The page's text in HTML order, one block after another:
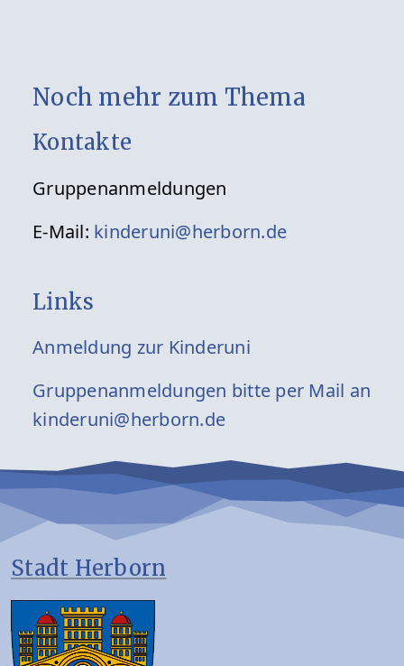
Noch mehr zum Thema
Kontakte
Gruppenanmeldungen
E-Mail: kinderuni@herborn.de
Links
Anmeldung zur Kinderuni
Gruppenanmeldungen bitte per Mail an
kinderuni@herborn.de
Stadt Herborn